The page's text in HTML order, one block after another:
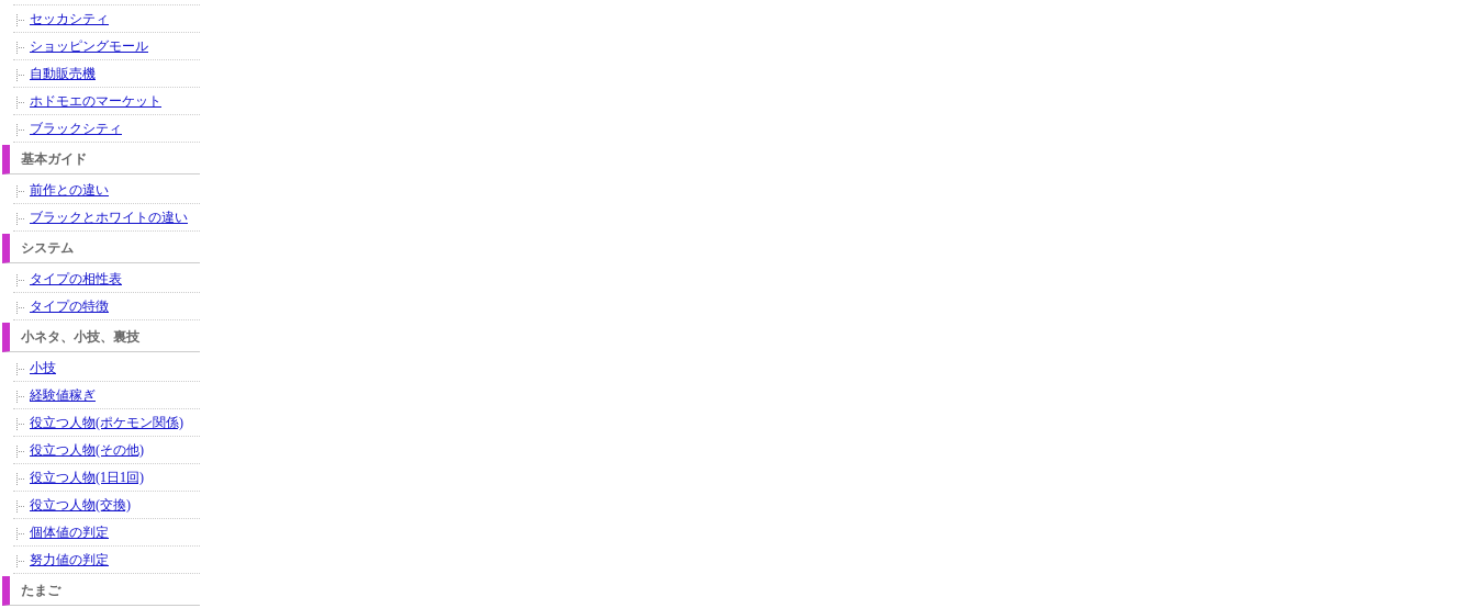
セッカシティ
ショッピングモール
自動販売機
ホドモエのマーケット
ブラックシティ
基本ガイド
前作との違い
ブラックとホワイトの違い
システム
タイプの相性表
タイプの特徴
小ネタ、小技、裏技
小技
経験値稼ぎ
役立つ人物(ポケモン関係)
役立つ人物(その他)
役立つ人物(1日1回)
役立つ人物(交換)
個体値の判定
努力値の判定
たまご